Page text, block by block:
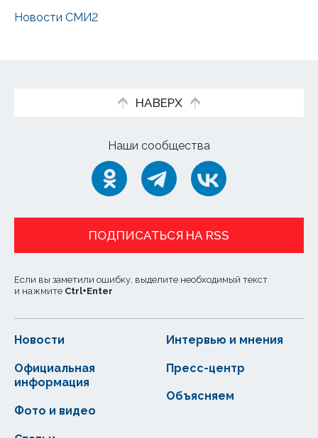
Новости СМИ2
НАВЕРХ
Наши сообщества
ПОДПИСАТЬСЯ НА RSS
Если вы заметили ошибку, выделите необходимый текст
и нажмите Ctrl+Enter
Новости
Официальная
информация
Интервью и мнения
Фото и видео
Пресс-центр
Объясняем